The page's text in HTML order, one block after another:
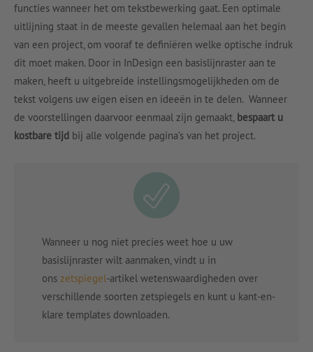
functies wanneer het om tekstbewerking gaat. Een optimale
uitlijning staat in de meeste gevallen helemaal aan het begin
van een project, om vooraf te definiëren welke optische indruk
dit moet maken. Door in InDesign een basislijnraster aan te
maken, heeft u uitgebreide instellingsmogelijkheden om de
tekst volgens uw eigen eisen en ideeën in te delen. Wanneer
de voorstellingen daarvoor eenmaal zijn gemaakt, bespaart u
kostbare tijd bij alle volgende pagina’s van het project.
Wanneer u nog niet precies weet hoe u uw
basislijnraster wilt aanmaken, vindt u in
ons zetspiegel-artikel wetenswaardigheden over
verschillende soorten zetspiegels en kunt u kant-en-
klare templates downloaden.